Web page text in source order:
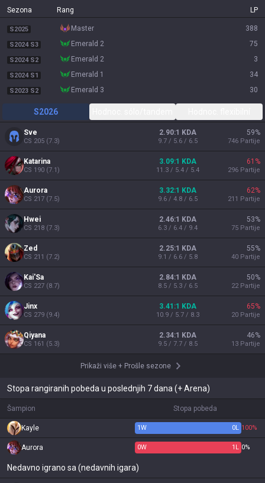
Sezona Rang LP
S2025 master 388
S2024 S3 emerald 2 75
S2024 S2 emerald 2 3
S2024 S1 emerald 1 34
S2023 S2 emerald 3 30
S2026
Sve
CS 205 (7.3)
2.90:1 KDA
9.7 / 5.6 / 6.5
59%
746 Partije
Katarina
CS 190 (7.1)
3.09:1 KDA
11.3 / 5.4 / 5.4
61 %
296 Partije
Aurora
CS 217 (7.5)
3.32:1 KDA
9.6 / 4.8 / 6.5
62%
211 Partije
Hwei
CS 218 (7.3)
2.46:1 KDA
6.3 / 6.4 / 9.4
53%
75 Partije
Zed
CS 211 (7.2)
2.25:1 KDA
9.1 / 6.6 / 5.8
55%
40 Partije
Kai'Sa
CS 227 (8.7)
2.84:1 KDA
8.5 / 5.3 / 6.5
50%
22 Partije
Jinx
CS 279 (9.4)
3.41:1 KDA
10.9 / 5.7 / 8.3
65%
20 Partije
Qiyana
CS 161 (5.3)
2.34:1 KDA
9.5 / 7.7 / 8.5
46%
13 Partije
Prikaži više+ Prošle sezone
Stopa rangiranih pobeda u poslednjih 7 dana (+ Arena)
Šampion Stopa pobeda
Kayle 1W 0L 100%
Aurora 0W 1 L 0%
Nedavno igrano sa (nedavnih igara)